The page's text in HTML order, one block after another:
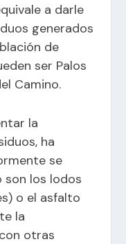
a darle
generados
de
ser Palos
Camino.
la
ha
se
son los lodos
o el asfalto
la
otras